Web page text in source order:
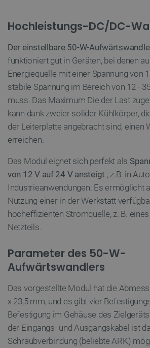
Hochleistungs-DC/DC-
Der einstellbare 50-W-
funktioniert gut in Geräten, bei denen
Energiequelle mit einer Spannung von
stabile Spannung im Bereich von 12 -
muss. Das Maximum Die der Last
kann dank zweier solider Kühlkörper,
der Leiterplatte angebracht sind, einen
erreichen.
Das Modul eignet sich perfekt als
von 12 V auf 24 V ansteigt , z.B. in
Industrieanwendungen. Es ermöglicht
Nutzung einer in der Werkstatt
hocheffizienten Stromquelle, z. B.
Netzteils.
Parameter des 50-W-
Aufwärtswandlers
Das vorgestellte Modul hat die
x 23,5 mm, und es gibt vier
Befestigung im Gehäuse des
der Eingangs- und Ausgangskabel ist
Schraubverbindung (beliebte ARK)
Unbedingt erforderlich
Targeting Funktionalität
Unbedingt erforderliche Cookies
wesentliche Kernfunktionen der
Benutzeranmeldung und die
Ohne die unbedingt erforderlichen
die Website nicht ordnungsgemäß
Name
VISITOR_PRIVACY_METADATA
critAccountId
Datenschutzerklärung von Google